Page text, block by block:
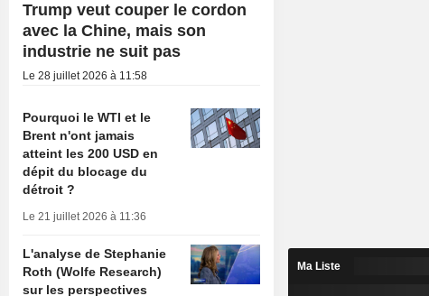
Trump veut couper le cordon
avec la Chine, mais son
industrie ne suit pas
Le 28 juillet 2026 à 11:58
Pourquoi le WTI et le
Brent n'ont jamais
atteint les 200 USD en
dépit du blocage du
détroit ?
Le 21 juillet 2026 à 11:36
L'analyse de Stephanie
Roth (Wolfe Research)
sur les perspectives
Ma Liste